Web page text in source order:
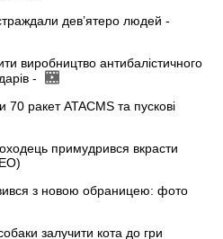
дев’ятеро людей -
виробництво антибалістичного
-
ракет ATACMS та пускові
примудрився вкрасти
з новою обраницею: фото
залучити кота до гри